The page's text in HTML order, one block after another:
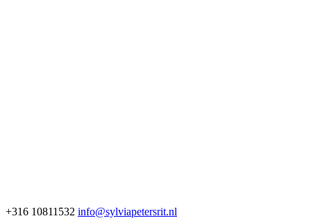
+316 10811532 info@sylviapetersrit.nl